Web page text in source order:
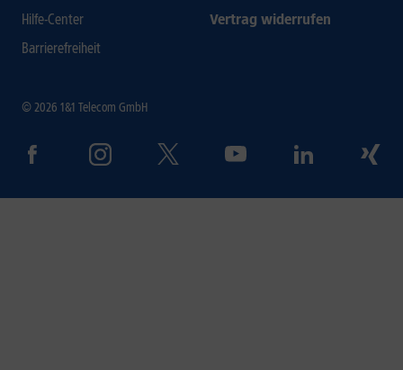
Hilfe-Center
Barrierefreiheit
Vertrag widerrufen
© 2026 1&1 Telecom GmbH